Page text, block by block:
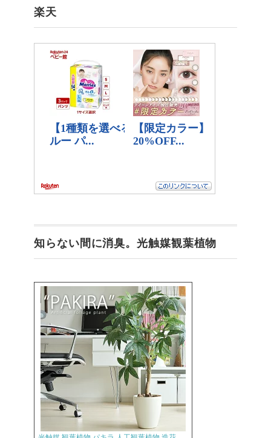
楽天
知らない間に消臭。光触媒観葉植物